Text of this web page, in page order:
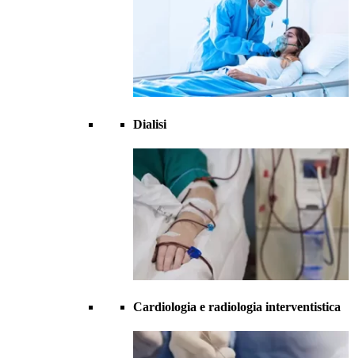
Dialisi
Cardiologia e radiologia interventistica